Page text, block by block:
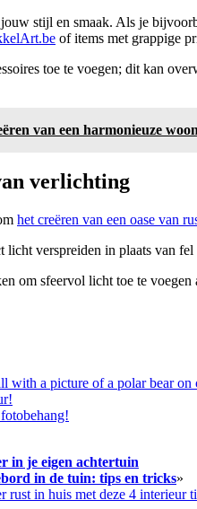
stijl en smaak. Als je
of items met grappige
toe te voegen; dit kan
van een harmonieuze
verlichting
het creëren van een oase van
verspreiden in plaats van
om sfeervol licht toe te
with a picture of a polar bear on
in je eigen achtertuin
in de tuin: tips en tricks»
rust in huis met deze 4 interieur